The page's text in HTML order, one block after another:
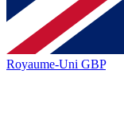
Royaume-Uni GBP